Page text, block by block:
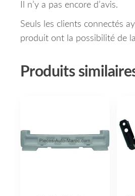
Il n’y a pas encore d’avis.
Seuls les clients connectés
produit ont la possibilité de
Produits